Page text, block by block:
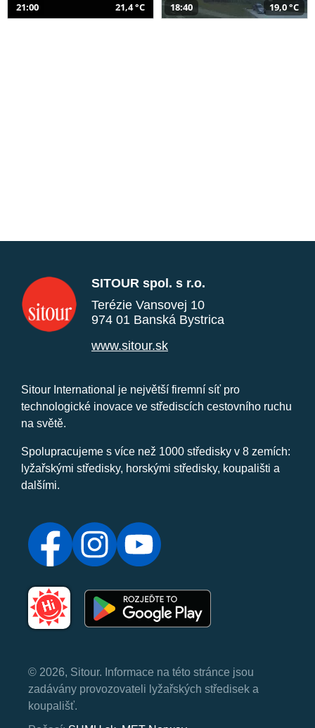
21:00 21,4 °C 18:40 19,0 °C
SITOUR spol. s r.o.
Terézie Vansovej 10
974 01 Banská Bystrica
www.sitour.sk
Sitour International je největší firemní síť pro
technologické inovace ve střediscích cestovního ruchu
na světě.
Spolupracujeme s více než 1000 středisky v 8 zemích:
lyžařskými středisky, horskými středisky, koupališti a
dalšími.
© 2026, Sitour. Informace na této stránce jsou
zadávány provozovateli lyžařských středisek a
koupališť.